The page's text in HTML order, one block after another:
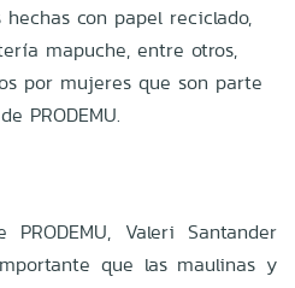
con papel reciclado,
mapuche, entre otros,
por mujeres que son parte
PRODEMU.
Valeri Santander
que las maulinas y